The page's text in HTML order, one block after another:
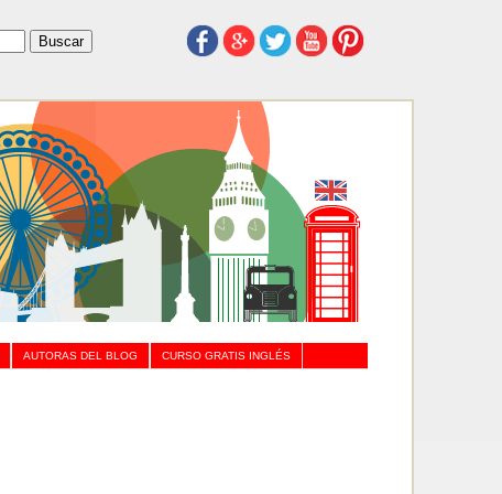
AUTORAS DEL BLOG CURSO GRATIS INGLÉS